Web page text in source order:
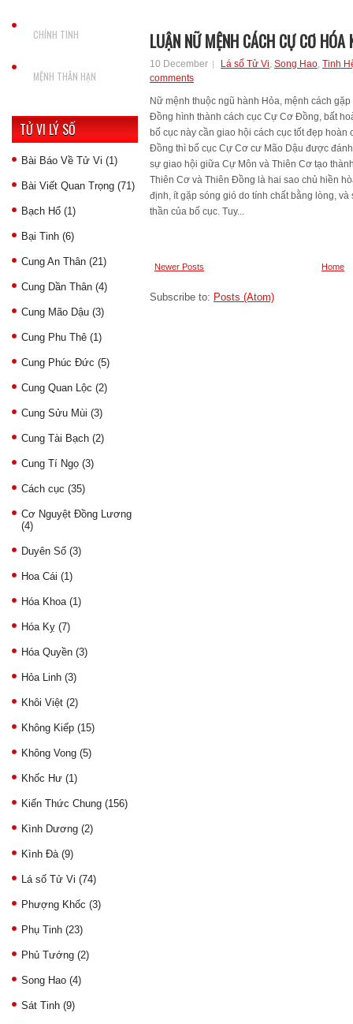
CHÍNH TINH
MỆNH THÂN HẠN
TỬ VI LÝ SỐ
Bài Báo Về Tử Vi (1)
Bài Viết Quan Trọng (71)
Bạch Hổ (1)
Bại Tinh (6)
Cung An Thân (21)
Cung Dần Thân (4)
Cung Mão Dậu (3)
Cung Phu Thê (1)
Cung Phúc Đức (5)
Cung Quan Lộc (2)
Cung Sửu Mùi (3)
Cung Tài Bạch (2)
Cung Tí Ngọ (3)
Cách cục (35)
Cơ Nguyệt Đồng Lương
(4)
Duyên Số (3)
Hoa Cái (1)
Hóa Khoa (1)
Hóa Kỵ (7)
Hóa Quyền (3)
Hỏa Linh (3)
Khôi Việt (2)
Không Kiếp (15)
Không Vong (5)
Khốc Hư (1)
Kiến Thức Chung (156)
Kình Dương (2)
Kình Đà (9)
Lá số Tử Vi (74)
Phượng Khốc (3)
Phụ Tinh (23)
Phủ Tướng (2)
Song Hao (4)
Sát Tinh (9)
LUẬN NỮ MỆNH CÁCH CỰ CƠ HÓA
10 December Lá số Tử Vi, Song Hao, Tinh
comments
Nữ mệnh thuộc ngũ hành Hỏa, mệnh cách
Đồng hình thành cách cục Cự Cơ Đồng, bất
bố cục này cần giao hội cách cục tốt đẹp
Đồng thì bố cục Cự Cơ cư Mão Dậu được
sự giao hội giữa Cự Môn và Thiên Cơ tạo
Thiên Cơ và Thiên Đồng là hai sao chủ hiền
định, ít gặp sóng gió do tính chất bằng lòng,
thần của bố cục. Tuy...
Newer Posts Home
Subscribe to: Posts (Atom)